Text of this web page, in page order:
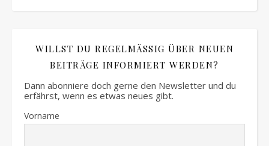
WILLST DU REGELMÄSSIG ÜBER NEUEN B
EITRÄGE INFORMIERT WERDEN?
Dann abonniere doch gerne den Newsletter und du
erfährst, wenn es etwas neues gibt.
Vorname